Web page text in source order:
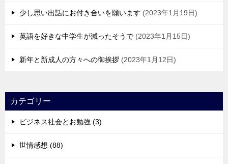
少し思い出話にお付き合いを願います 2023年1月19日
英語を好きな中学生が減ったそうで 2023年1月15日
新年と新成人の方々への御挨拶 2023年1月12日
カテゴリー
ビジネス社会とお勉強 (3)
世情感想 (88)